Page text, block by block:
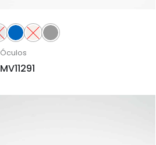
Óculos
MV11291